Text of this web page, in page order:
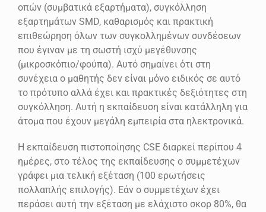
οπών (συμβατικά εξαρτήματα), συγκόλληση
εξαρτημάτων SMD, καθαρισμός και πρακτική
επιθεώρηση όλων των συγκολλημένων συνδέσεων
που έγιναν με τη σωστή ισχύ μεγέθυνσης
(μικροσκόπιο/φούπα). Αυτό σημαίνει ότι στη
συνέχεια ο μαθητής δεν είναι μόνο ειδικός σε αυτό
το πρότυπο αλλά έχει και πρακτικές δεξιότητες στη
συγκόλληση. Αυτή η εκπαίδευση είναι κατάλληλη για
άτομα που έχουν μεγάλη εμπειρία στα ηλεκτρονικά.
Η εκπαίδευση πιστοποίησης CSE διαρκεί περίπου 4
ημέρες, στο τέλος της εκπαίδευσης ο συμμετέχων
γράφει μια τελική εξέταση (100 ερωτήσεις
πολλαπλής επιλογής). Εάν ο συμμετέχων έχει
περάσει αυτή την εξέταση με ελάχιστο σκορ 80%, θα